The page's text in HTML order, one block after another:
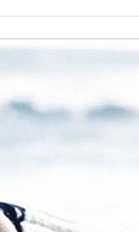
Афины
Киев